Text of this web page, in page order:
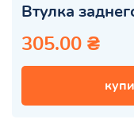
Втулка
305.00 ₴